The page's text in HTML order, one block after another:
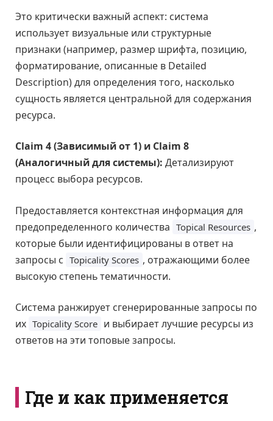
Это критически важный аспект: система
использует визуальные или структурные
признаки (например, размер шрифта, позицию,
форматирование, описанные в Detailed
Description) для определения того, насколько
сущность является центральной для содержания
ресурса.
Claim 4 (Зависимый от 1) и Claim 8
(Аналогичный для системы): Детализируют
процесс выбора ресурсов.
Предоставляется контекстная информация для
предопределенного количества Topical Resources ,
которые были идентифицированы в ответ на
запросы с Topicality Scores , отражающими более
высокую степень тематичности.
Система ранжирует сгенерированные запросы по
их Topicality Score и выбирает лучшие ресурсы из
ответов на эти топовые запросы.
Где и как применяется